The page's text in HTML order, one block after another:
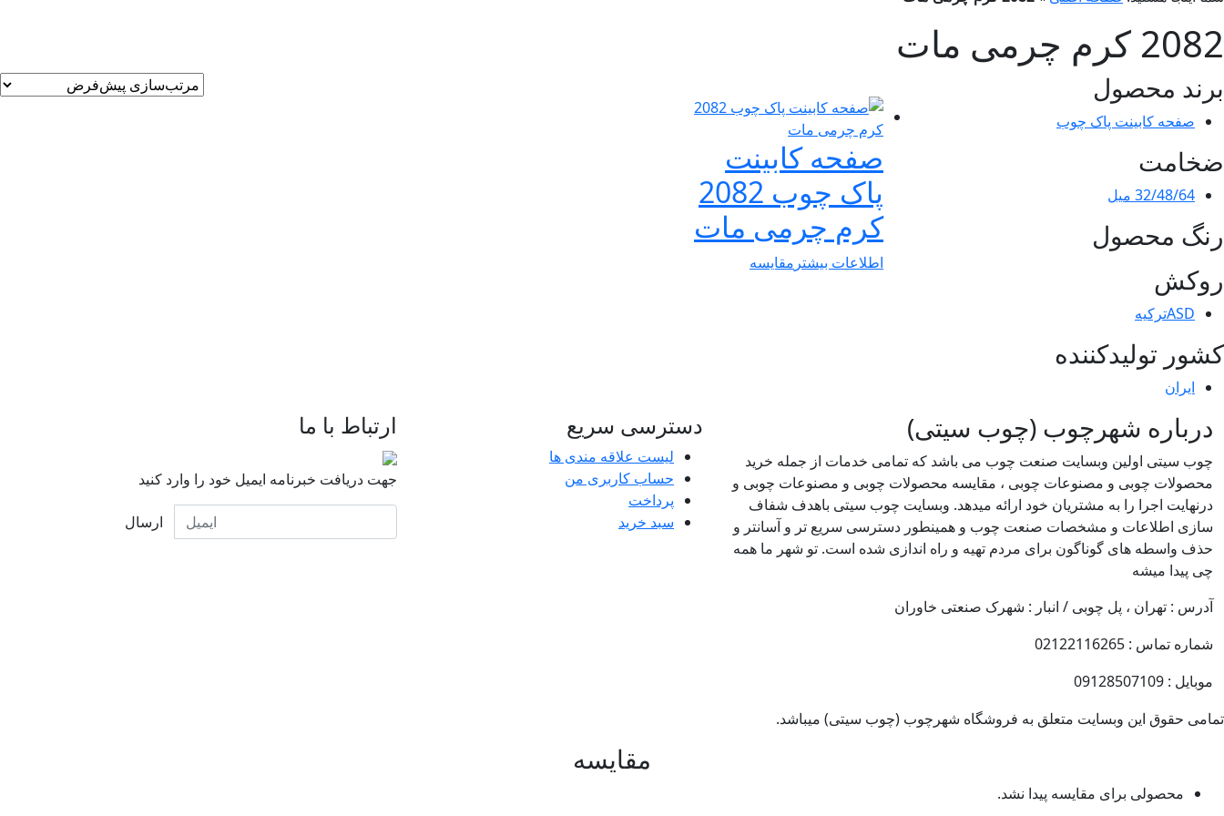
2082 کرم چرمی مات
برند محصول
صفحه کابینت پاک چوب
ضخامت
32/48/64 میل
رنگ محصول
روکش
ASDترکیه
کشور تولیدکننده
ایران
صفحه کابینت
پاک چوب 2082
کرم چرمی مات
اطلاعات بیشتر مقایسه
درباره شهرچوب (چوب سیتی)
چوب سیتی اولین وبسایت صنعت چوب می باشد که تمامی خدمات از جمله خرید
محصولات چوبی و مصنوعات چوبی ، مقایسه محصولات چوبی و مصنوعات چوبی و
درنهایت اجرا را به مشتریان خود ارائه میدهد. وبسایت چوب سیتی باهدف شفاف
سازی اطلاعات و مشخصات صنعت چوب و همینطور دسترسی سریع تر و آسانتر و
حذف واسطه های گوناگون برای مردم تهیه و راه اندازی شده است. تو شهر ما همه
چی پیدا میشه
آدرس : تهران ، پل چوبی / انبار : شهرک صنعتی خاوران
شماره تماس : 02122116265
موبایل : 09128507109
دسترسی سریع
لیست علاقه مندی ها
حساب کاربری من
پرداخت
سبد خرید
ارتباط با ما
جهت دریافت خبرنامه ایمیل خود را وارد کنید
ارسال
تمامی حقوق این وبسایت متعلق به فروشگاه شهرچوب (چوب سیتی) میباشد.
مقایسه
محصولی برای مقایسه پیدا نشد.